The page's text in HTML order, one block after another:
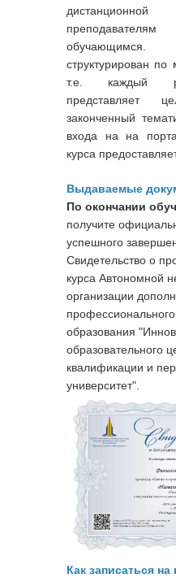
обучающимся.
структурирован по
т.е. каждый
представляет
законченный
входа на на
курса
Выдаваемые
По окончании
получите
успешного
Свидетельство о
курса Автономной
организации
профессионального
образования
образовательного
квалификации и
университет".
Как записаться на